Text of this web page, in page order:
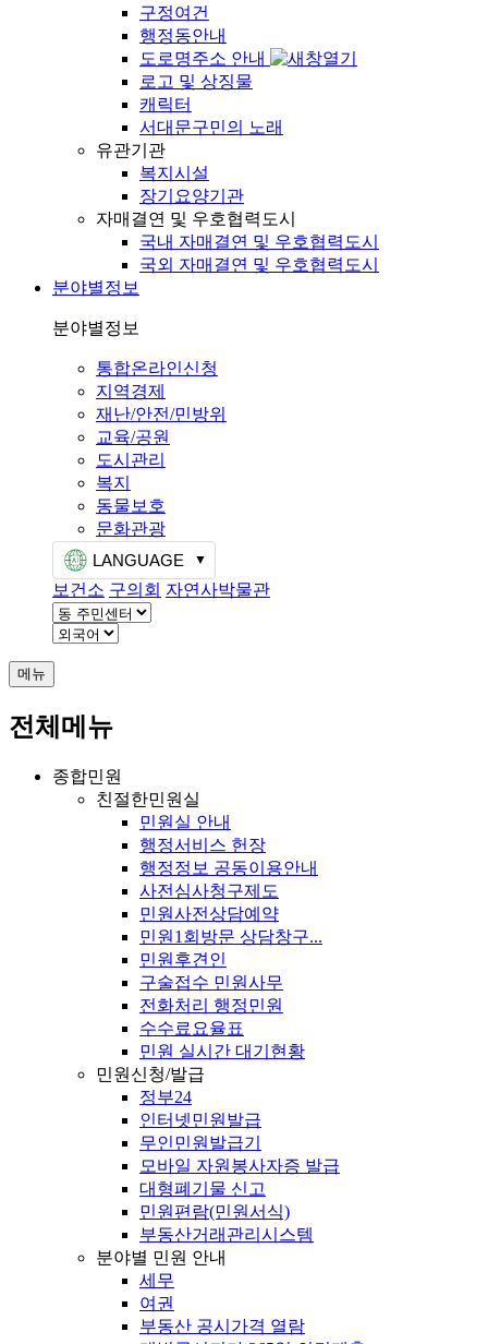
구정여건
행정동안내
도로명주소 안내
로고 및 상징물
캐릭터
서대문구민의 노래
유관기관
복지시설
장기요양기관
자매결연 및 우호협력도시
국내 자매결연 및 우호협력도시
국외 자매결연 및 우호협력도시
분야별정보
분야별정보
통합온라인신청
지역경제
재난/안전/민방위
교육/공원
도시관리
복지
동물보호
문화관광
LANGUAGE
보건소 구의회 자연사박물관
메뉴
전체메뉴
종합민원
친절한민원실
민원실 안내
행정서비스 헌장
행정정보 공동이용안내
사전심사청구제도
민원사전상담예약
민원1회방문 상담창구...
민원후견인
구술접수 민원사무
전화처리 행정민원
수수료요율표
민원 실시간 대기현황
민원신청/발급
정부24
인터넷민원발급
무인민원발급기
모바일 자원봉사자증 발급
대형폐기물 신고
민원편람(민원서식)
부동산거래관리시스템
분야별 민원 안내
세무
여권
부동산 공시가격 열람